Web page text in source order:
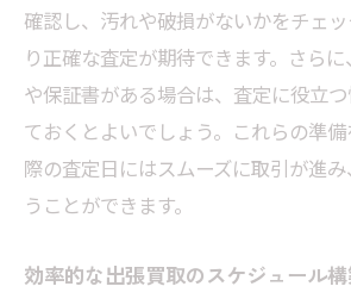
確認し、汚れや破損がないかをチェ
り正確な査定が期待できます。さら
や保証書がある場合は、査定に役立
ておくとよいでしょう。これらの準
際の査定日にはスムーズに取引が進
うことができます。
効率的な出張買取のスケジュール